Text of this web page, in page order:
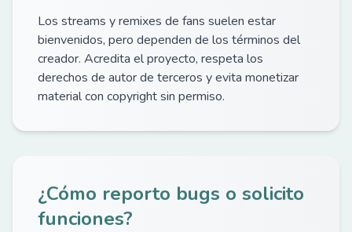
Los streams y remixes de fans suelen estar
bienvenidos, pero dependen de los términos del
creador. Acredita el proyecto, respeta los
derechos de autor de terceros y evita monetizar
material con copyright sin permiso.
¿Cómo reporto bugs o solicito
funciones?